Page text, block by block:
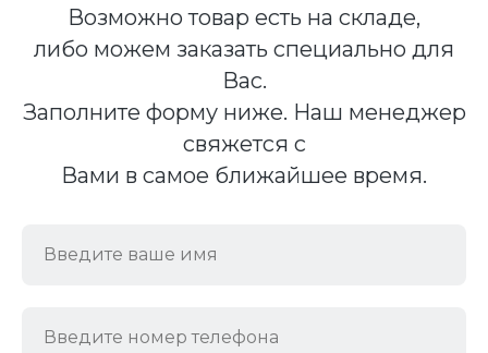
Возможно товар есть на складе,
либо можем заказать специально для
Вас.
Заполните форму ниже. Наш менеджер
свяжется с
Вами в самое ближайшее время.